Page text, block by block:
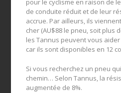
pour le cyclisme en raison de
de conduite réduit et de leur
accrue. Par ailleurs, ils
cher (AU$88 le pneu, soit plus
les Tannus peuvent vous
car ils sont disponibles en 12
Si vous recherchez un pneu
chemin… Selon Tannus, la
augmentée de 8%.